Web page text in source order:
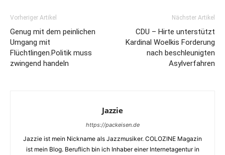
Vorheriger Artikel
Genug mit dem peinlichen
Umgang mit
Flüchtlingen.Politik muss
zwingend handeln
Nächster Artikel
CDU – Hirte unterstützt
Kardinal Woelkis Forderung
nach beschleunigten
Asylverfahren
Jazzie
https://packeisen.de
Jazzie ist mein Nickname als Jazzmusiker. COLOZINE Magazin
ist mein Blog. Beruflich bin ich Inhaber einer Internetagentur in